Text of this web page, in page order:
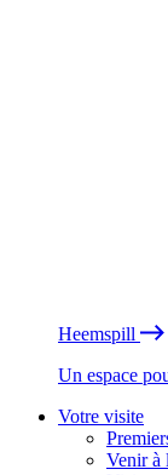
Heemspill
Un espace
Votre visite
Venir à